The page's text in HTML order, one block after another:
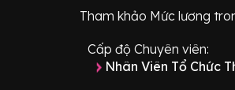
Tham khảo Mức lương
Cấp độ Chuyên viên:
Nhân Viên Tổ Chức